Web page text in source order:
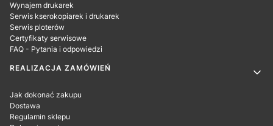
Wynajem drukarek
Serwis kserokopiarek i drukarek
Serwis ploterów
Certyfikaty serwisowe
FAQ - Pytania i odpowiedzi
REALIZACJA ZAMÓWIEŃ
Jak dokonać zakupu
Dostawa
Regulamin sklepu